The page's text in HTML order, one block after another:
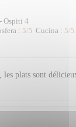
Ospiti 4
: 5/5 Cucina : 5/5
les plats sont